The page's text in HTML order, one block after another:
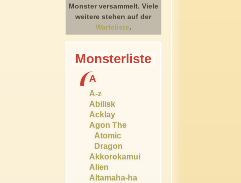
Monster versammelt. Viele
weitere stehen auf der
Warteliste.
Monsterliste
A
A-z
Abilisk
Acklay
Agon The
Atomic
Dragon
Akkorokamui
Alien
Altamaha-ha